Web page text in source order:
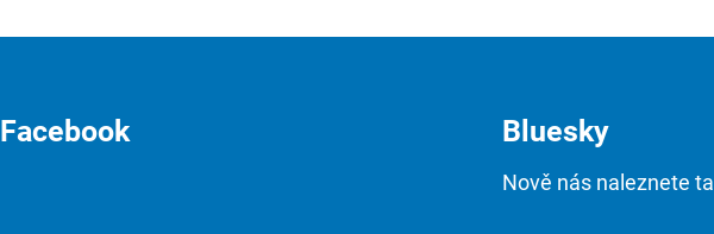
Facebook Bluesky
Nově nás naleznete